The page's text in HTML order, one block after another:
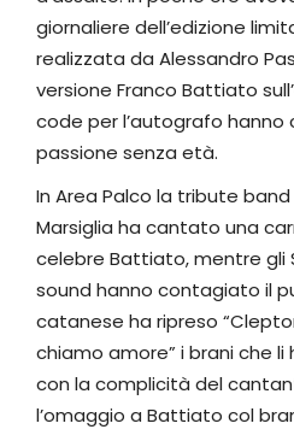
giornaliere dell’edizione
realizzata da Alessandro
versione Franco Battiato
code per l’autografo
passione senza età.
In Area Palco la tribute
Marsiglia ha cantato una
celebre Battiato, mentre gli
sound hanno contagiato il
catanese ha ripreso
chiamo amore” i brani che
con la complicità del
l’omaggio a Battiato col